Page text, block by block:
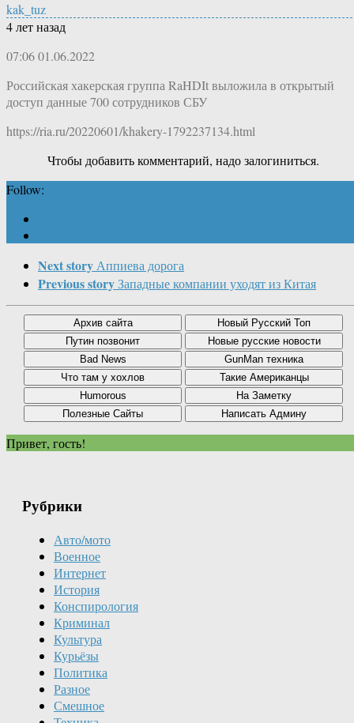
kak_tuz
4 лет назад
07:06 01.06.2022
Российская хакерская группа RaHDIt выложила в открытый
доступ данные 700 сотрудников СБУ
https://ria.ru/20220601/khakery-1792237134.html
Чтобы добавить комментарий, надо залогиниться.
Follow:
Next storyАппиева дорога
Previous storyЗападные компании уходят из Китая
Привет, гость!
Рубрики
Авто/мото
Военное
Интернет
История
Конспирология
Криминал
Культура
Курьёзы
Политика
Разное
Смешное